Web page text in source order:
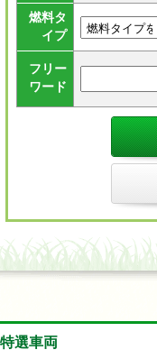
燃料タ
イプ
フリー
ワード
特選車両